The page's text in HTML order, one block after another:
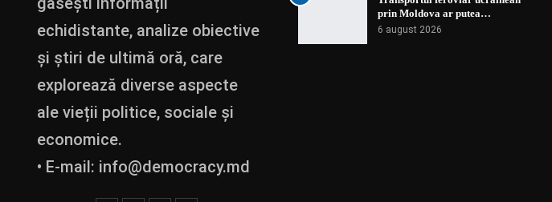
echidistante, analize obiective
și știri de ultimă oră, care
explorează diverse aspecte
ale vieții politice, sociale și
economice.
• E-mail: info@democracy.md
prin Moldova ar putea…
6 august 2026